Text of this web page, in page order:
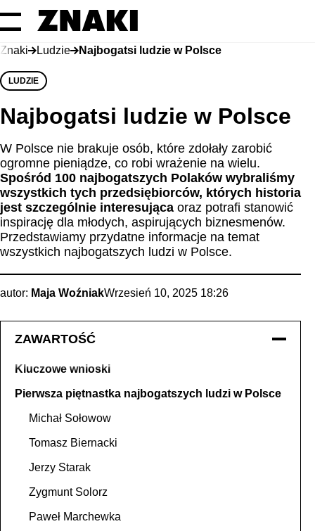
Znaki Ludzie Najbogatsi ludzie w Polsce
LUDZIE
Najbogatsi ludzie w Polsce
W Polsce nie brakuje osób, które zdołały zarobić
ogromne pieniądze, co robi wrażenie na wielu.
Spośród 100 najbogatszych Polaków wybraliśmy
wszystkich tych przedsiębiorców, których historia
jest szczególnie interesująca oraz potrafi stanowić
inspirację dla młodych, aspirujących biznesmenów.
Przedstawiamy przydatne informacje na temat
wszystkich najbogatszych ludzi w Polsce.
autor: Maja WoźniakWrzesień 10, 2025 18:26
ZAWARTOŚĆ
Kluczowe wnioski
Pierwsza piętnastka najbogatszych ludzi w Polsce
Michał Sołowow
Tomasz Biernacki
Jerzy Starak
Zygmunt Solorz
Paweł Marchewka